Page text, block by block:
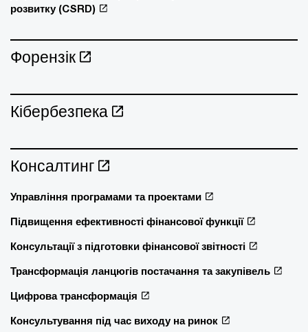
розвитку (CSRD)
Форензік
Кібербезпека
Консалтинг
Управління програмами та проектами
Підвищення ефективності фінансової функції
Консультації з підготовки фінансової звітності
Трансформація ланцюгів постачання та закупівель
Цифрова трансформація
Консультування під час виходу на ринок